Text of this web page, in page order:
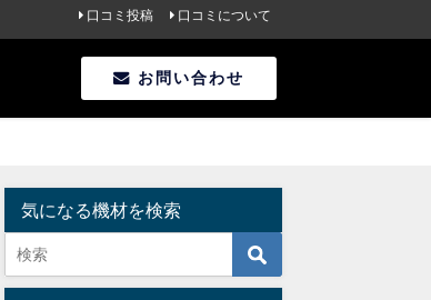
口コミ投稿 口コミについて
お問い合わせ
電子ドラム
気になる機材を検索